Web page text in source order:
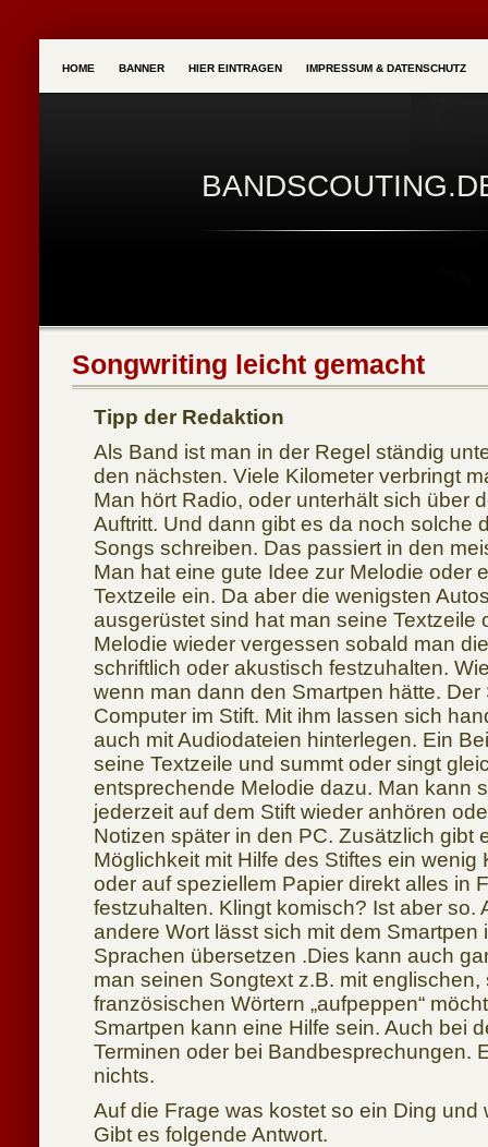
HOME BANNER HIER EINTRAGEN IMPRESSUM & DATENSCHUTZ
Songwriting leicht gemacht
Tipp der Redaktion
Als Band ist man in der Regel ständig
den nächsten. Viele Kilometer verbringt
Man hört Radio, oder unterhält sich über
Auftritt. Und dann gibt es da noch solche
Songs schreiben. Das passiert in den
Man hat eine gute Idee zur Melodie oder
Textzeile ein. Da aber die wenigsten
ausgerüstet sind hat man seine Textzeile
Melodie wieder vergessen sobald man
schriftlich oder akustisch festzuhalten.
wenn man dann den Smartpen hätte. Der
Computer im Stift. Mit ihm lassen sich
auch mit Audiodateien hinterlegen. Ein
seine Textzeile und summt oder singt
entsprechende Melodie dazu. Man kann
jederzeit auf dem Stift wieder anhören
Notizen später in den PC. Zusätzlich gibt
Möglichkeit mit Hilfe des Stiftes ein wenig
oder auf speziellem Papier direkt alles in
festzuhalten. Klingt komisch? Ist aber so.
andere Wort lässt sich mit dem Smartpen
Sprachen übersetzen .Dies kann auch
man seinen Songtext z.B. mit
französischen Wörtern „aufpeppen“
Smartpen kann eine Hilfe sein. Auch bei
Terminen oder bei Bandbesprechungen.
nichts.
Auf die Frage was kostet so ein Ding und
Gibt es folgende Antwort.